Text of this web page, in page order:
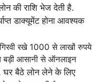
की राशि भेज देती है.
डाक्यूमेंट होना आवश्यक
रखे 1000से लाखों रुपये
आसानी से ऑनलाइन
घर बैठे लोन लेने के लिए